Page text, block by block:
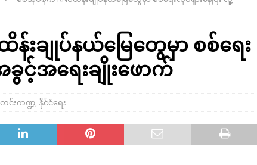
းချုပ်နယ်မြေတွေမှာ စစ်ရေး
ခွင့်အရေးချိုးဖောက်
းကဏ္ဍ,နိုင်ငံရေး